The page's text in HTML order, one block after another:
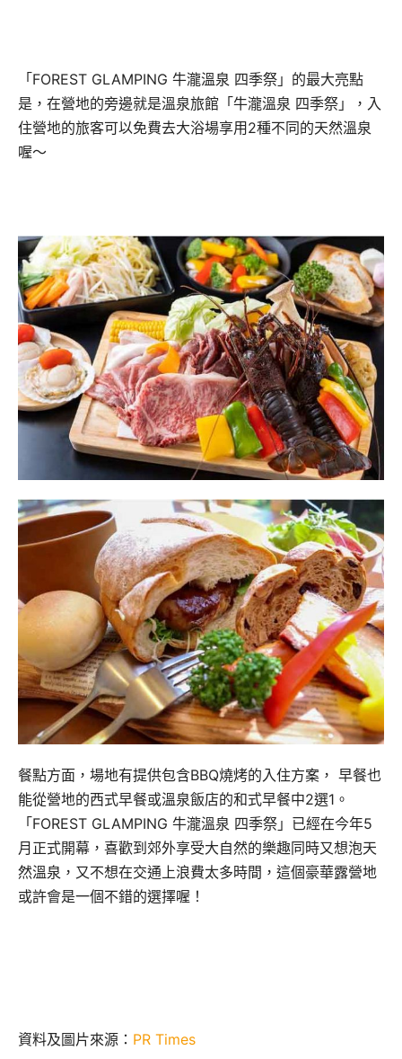
「FOREST GLAMPING 牛瀧溫泉 四季祭」的最大亮點
是，在營地的旁邊就是溫泉旅館「牛瀧溫泉 四季祭」，入
住營地的旅客可以免費去大浴場享用2種不同的天然溫泉
喔～
餐點方面，場地有提供包含BBQ燒烤的入住方案， 早餐也
能從營地的西式早餐或溫泉飯店的和式早餐中2選1。
「FOREST GLAMPING 牛瀧溫泉 四季祭」已經在今年5
月正式開幕，喜歡到郊外享受大自然的樂趣同時又想泡天
然溫泉，又不想在交通上浪費太多時間，這個豪華露營地
或許會是一個不錯的選擇喔！
資料及圖片來源： PR Times